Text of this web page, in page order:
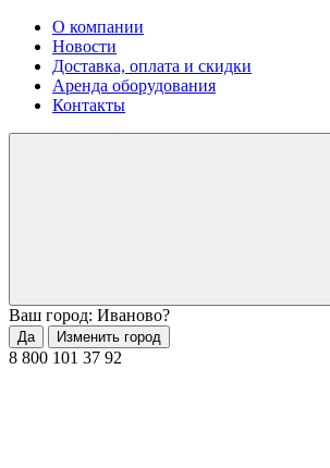
О компании
Новости
Доставка, оплата и скидки
Аренда оборудования
Контакты
Ваш город: Иваново?
Да Изменить город
8 800 101 37 92